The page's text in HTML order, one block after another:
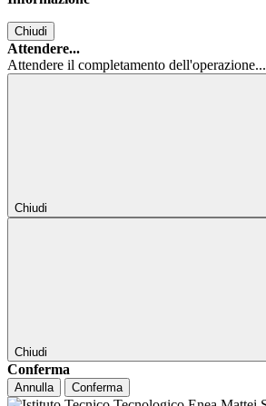
Chiudi
Attendere...
Attendere il completamento dell'operazione...
Chiudi
Chiudi
Conferma
Annulla Conferma